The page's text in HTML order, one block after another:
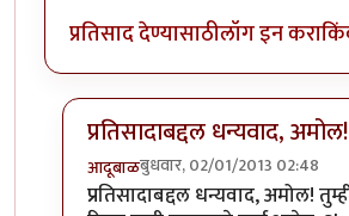
प्रतिसाद देण्यासाठीलॉग इन करा
प्रतिसादाबद्दल धन्यवाद, अमोल!
आदूबाळबुधवार, 02/01/2013 02:48
In reply toमजा आली.byअमोल
प्रतिसादाबद्दल धन्यवाद, अमोल!